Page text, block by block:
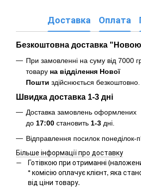
Доставка Оплата
Безкоштовна доставка
При замовленні на суму від 7000
товару на відділення Нової
Пошти здійснюється безкоштовно
Швидка доставка 1-3 дні
Доставка замовлень оформлених
до 17:00 становить 1-3 дні.
Відправлення посилок понеділок-
Більше інформації про доставку
Готівкою при отриманні
*комісію оплачує клієнт, яка
від ціни товару.